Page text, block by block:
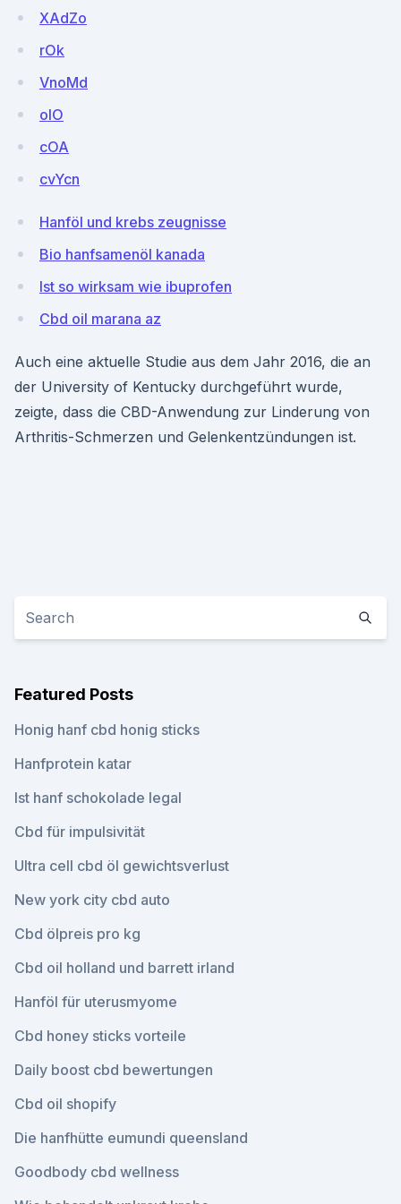
XAdZo
rOk
VnoMd
oIO
cOA
cvYcn
Hanföl und krebs zeugnisse
Bio hanfsamenöl kanada
Ist so wirksam wie ibuprofen
Cbd oil marana az
Auch eine aktuelle Studie aus dem Jahr 2016, die an
der University of Kentucky durchgeführt wurde,
zeigte, dass die CBD-Anwendung zur Linderung von
Arthritis-Schmerzen und Gelenkentzündungen ist.
Featured Posts
Honig hanf cbd honig sticks
Hanfprotein katar
Ist hanf schokolade legal
Cbd für impulsivität
Ultra cell cbd öl gewichtsverlust
New york city cbd auto
Cbd ölpreis pro kg
Cbd oil holland und barrett irland
Hanföl für uterusmyome
Cbd honey sticks vorteile
Daily boost cbd bewertungen
Cbd oil shopify
Die hanfhütte eumundi queensland
Goodbody cbd wellness